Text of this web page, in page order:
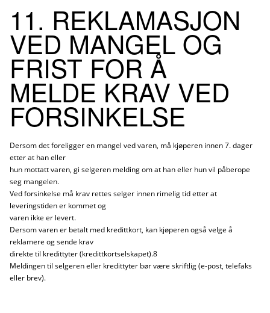
11. REKLAMASJON
VED MANGEL OG
FRIST FOR Å
MELDE KRAV VED
FORSINKELSE
Dersom det foreligger en mangel ved varen, må kjøperen innen 7. dager
etter at han eller
hun mottatt varen, gi selgeren melding om at han eller hun vil påberope
seg mangelen.
Ved forsinkelse må krav rettes selger innen rimelig tid etter at
leveringstiden er kommet og
varen ikke er levert.
Dersom varen er betalt med kredittkort, kan kjøperen også velge å
reklamere og sende krav
direkte til kredittyter (kredittkortselskapet).8
Meldingen til selgeren eller kredittyter bør være skriftlig (e-post, telefaks
eller brev).